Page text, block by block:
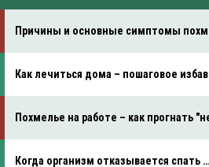
Причины и основные симптомы
Как лечиться дома – пошаговое
Похмелье на работе – как прогнать
Когда организм отказывается спать …